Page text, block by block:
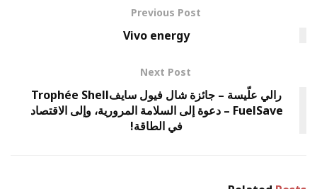
Previous Post
Vivo energy
Next Post
رالي علّيسة – جائزة شال فيول سايفTrophée Shell
FuelSave – دعوة إلى السلامة المرورية، وإلى الاقتصاد
في الطاقة!